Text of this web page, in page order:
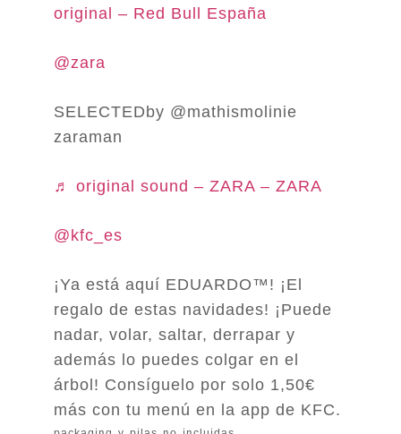
original – Red Bull España
@zara
SELECTEDby @mathismolinie
zaraman
♬ original sound – ZARA – ZARA
@kfc_es
¡Ya está aquí EDUARDO™! ¡El
regalo de estas navidades! ¡Puede
nadar, volar, saltar, derrapar y
además lo puedes colgar en el
árbol! Consíguelo por solo 1,50€
más con tu menú en la app de KFC.